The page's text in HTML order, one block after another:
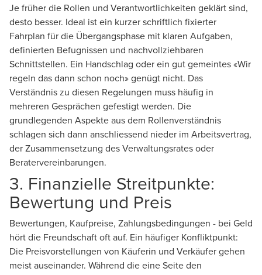
Je früher die Rollen und Verantwortlichkeiten geklärt sind,
desto besser. Ideal ist ein kurzer schriftlich fixierter
Fahrplan für die Übergangsphase mit klaren Aufgaben,
definierten Befugnissen und nachvollziehbaren
Schnittstellen. Ein Handschlag oder ein gut gemeintes «Wir
regeln das dann schon noch» genügt nicht. Das
Verständnis zu diesen Regelungen muss häufig in
mehreren Gesprächen gefestigt werden. Die
grundlegenden Aspekte aus dem Rollenverständnis
schlagen sich dann anschliessend nieder im Arbeitsvertrag,
der Zusammensetzung des Verwaltungsrates oder
Beratervereinbarungen.
3. Finanzielle Streitpunkte:
Bewertung und Preis
Bewertungen, Kaufpreise, Zahlungsbedingungen - bei Geld
hört die Freundschaft oft auf. Ein häufiger Konfliktpunkt:
Die Preisvorstellungen von Käuferin und Verkäufer gehen
meist auseinander. Während die eine Seite den